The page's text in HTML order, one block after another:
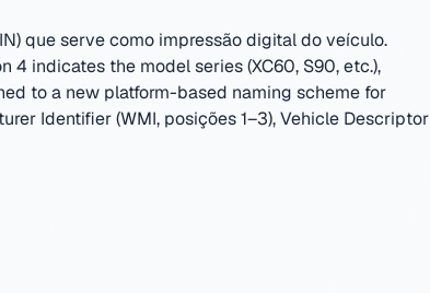
que serve como impressão digital do veículo.
4 indicates the model series (XC60, S90, etc.),
to a new platform-based naming scheme for
Identifier (WMI, posições 1–3), Vehicle Descriptor